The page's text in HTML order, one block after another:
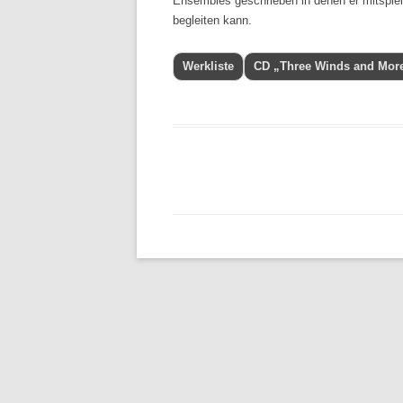
begleiten kann.
Werkliste CD „Three Winds and